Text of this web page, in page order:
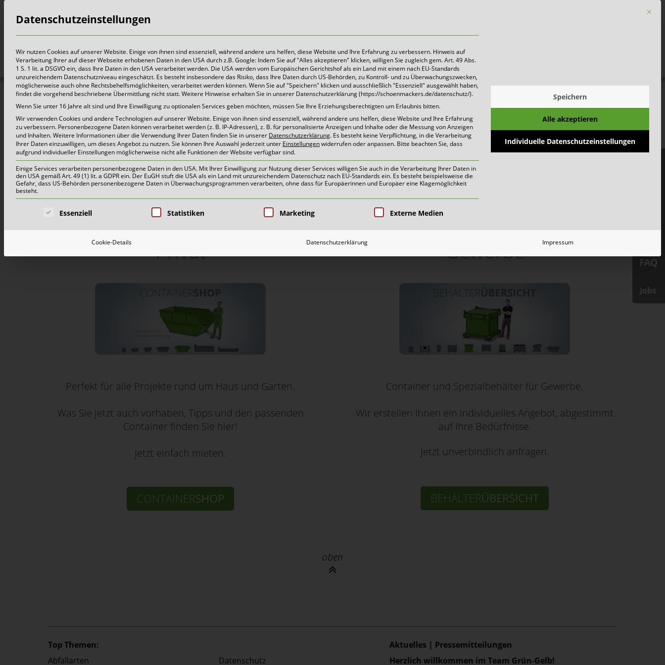
Bürger
Heute für morgen sorgen
Unsere Container und Behälter
Wir haben die passende Lösung für Sie!
Für Privat und Gewerbe, für alle kleinen und großen Herausforderungen. Wählen Sie …
Privat
Perfekt für alle Projekte rund um Haus und Garten.
Was Sie jetzt auch vorhaben, Tipps und den passenden
Container finden Sie hier!
Jetzt einfach mieten.
CONTAINERSHOP
Gewerbe
Container und Spezialbehälter für Gewerbe.
Wir erstellen Ihnen ein individuelles Angebot, abgestimmt
auf Ihre Bedürfnisse.
Jetzt unverbindlich anfragen.
BEHÄLTERÜBERSICHT
oben
Top Themen:
Abfallarten
Datenschutz
Aktuelles | Pressemitteilungen
Herzlich willkommen im Team Grün-Gelb!
Jobs
Mit
Datenschutzeinstellungen
Wir nutzen Cookies auf unserer Website. Einige von ihnen sind essenziell, während andere uns helfen, diese Website und Ihre Erfahrung zu verbessern. Hinweis auf
Verarbeitung Ihrer auf dieser Webseite erhobenen Daten in den USA durch z.B. Google: Indem Sie auf "Alles akzeptieren" klicken, willigen Sie zugleich gem. Art. 49 Abs.
1 S. 1 lit. a DSGVO ein, dass Ihre Daten in den USA verarbeitet werden. Die USA werden vom Europäischen Gerichtshof als ein Land mit einem nach EU-Standards
unzureichendem Datenschutzniveau eingeschätzt. Es besteht insbesondere das Risiko, dass Ihre Daten durch US-Behörden, zu Kontroll- und zu Überwachungszwecken,
möglicherweise auch ohne Rechtsbehelfsmöglichkeiten, verarbeitet werden können. Wenn Sie auf "Speichern" klicken und ausschließlich "Essenziell" ausgewählt haben,
findet die vorgehend beschriebene Übermittlung nicht statt. Weitere Hinweise erhalten Sie in unserer Datenschutzerklärung (https://schoenmackers.de/datenschutz/).
Wenn Sie unter 16 Jahre alt sind und Ihre Einwilligung zu optionalen Services geben möchten, müssen Sie Ihre Erziehungsberechtigten um Erlaubnis bitten.
Wir verwenden Cookies und andere Technologien auf unserer Website. Einige von ihnen sind essenziell, während andere uns helfen, diese Website und Ihre Erfahrung
zu verbessern. Personenbezogene Daten können verarbeitet werden (z. B. IP-Adressen), z. B. für personalisierte Anzeigen und Inhalte oder die Messung von Anzeigen
und Inhalten.Weitere Informationen über die Verwendung Ihrer Daten finden Sie in unserer Datenschutzerklärung. Es besteht keine Verpflichtung, in die Verarbeitung
Ihrer Daten einzuwilligen, um dieses Angebot zu nutzen.Sie können Ihre Auswahl jederzeit unter Einstellungenwiderrufen oder anpassen. Bitte beachten Sie, dass
aufgrund individueller Einstellungen möglicherweise nicht alle Funktionen der Website verfügbar sind.
Einige Services verarbeiten personenbezogene Daten in den USA. Mit Ihrer Einwilligung zur Nutzung dieser Services willigen Sie auch in die Verarbeitung Ihrer Daten in
den USA gemäß Art. 49 (1) lit. a GDPR ein. Der EuGH stuft die USA als ein Land mit unzureichendem Datenschutz nach EU-Standards ein. Es besteht beispielsweise die
Gefahr, dass US-Behörden personenbezogene Daten in Überwachungsprogrammen verarbeiten, ohne dass für Europäerinnen und Europäer eine Klagemöglichkeit
besteht.
Es folgt eine Liste der Service-Gruppen, für die eine Einwilligung erteilt werden kann. Die erste Service-Gruppe
Essenziell Statistiken Marketing Externe Medien
Speichern
Alle akzeptieren
Individuelle Datenschutzeinstellungen
Cookie-Details Datenschutzerklärung Impressum